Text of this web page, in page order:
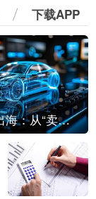
下载APP
中国汽车出海：从“卖出去”到“走进去”